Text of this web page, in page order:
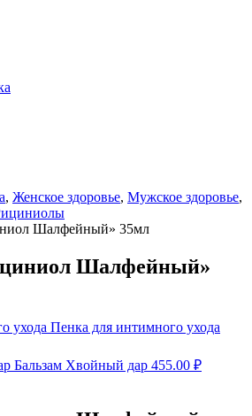
, Женское здоровье, Мужское здоровье,
Шалфейный» 35мл
Шалфейный»
Пенка для интимного ухода
Бальзам Хвойный дар 455.00 ₽